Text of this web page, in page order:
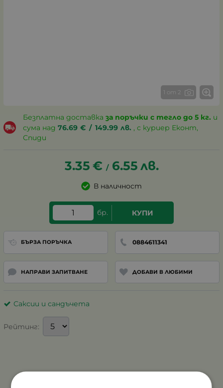
1 от 2
Безплатна доставка за поръчки с тегло до 5 кг. и
сума над 76.69 € / 149.99 лв. , с куриер Еконт,
Спиди
3.35 € / 6.55 лв.
В наличност
бр. КУПИ
БЪРЗА ПОРЪЧКА 0884611341
НАПРАВИ ЗАПИТВАНЕ ДОБАВИ В ЛЮБИМИ
Саксии и сандъчета
Рейтинг: